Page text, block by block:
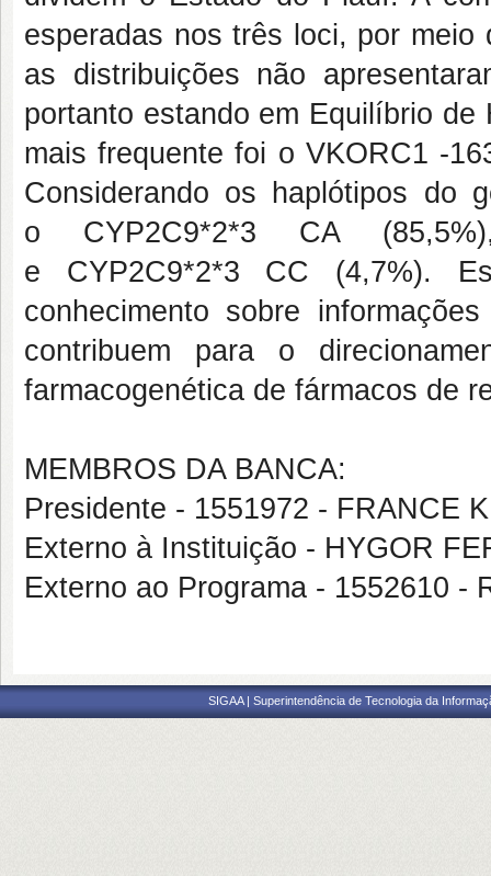
esperadas nos três loci, por meio
as distribuições não
portanto estando em Equilíbrio
mais frequente foi o VKORC1 -
Considerando os haplótipos do
o CYP2C9*2*3 CA
e CYP2C9*2*3 CC (4,7%).
conhecimento sobre
contribuem para o
farmacogenética de fármacos de
MEMBROS DA BANCA:
Presidente - 1551972 - FRANCE
Externo à Instituição - HYGOR
Externo ao Programa - 1552610 -
SIGAA | Superintendência de Tecnologia da